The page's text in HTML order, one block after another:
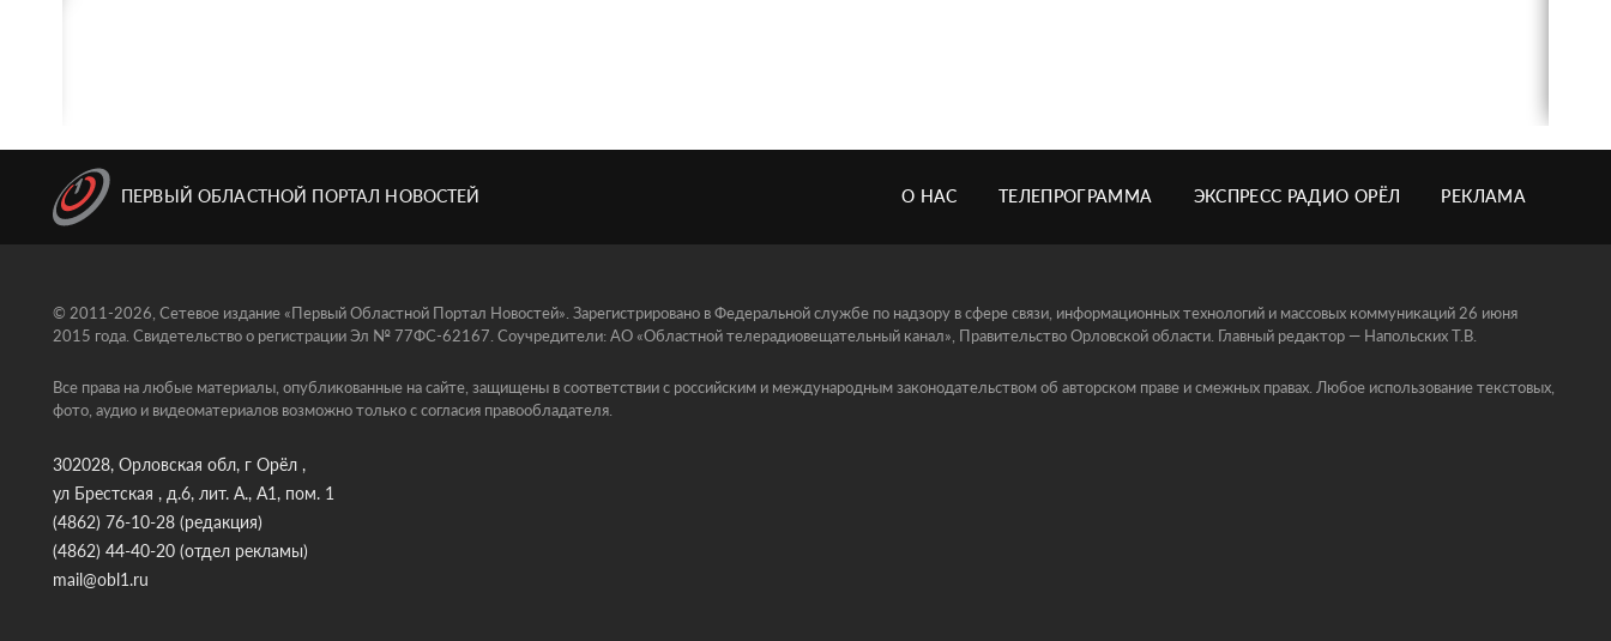
ПЕРВЫЙ ОБЛАСТНОЙ ПОРТАЛ НОВОСТЕЙ О НАС ТЕЛЕПРОГРАММА ЭКСПРЕСС РАДИО ОРЁЛ РЕКЛАМА
© 2011-2026, Сетевое издание «Первый Областной Портал Новостей». Зарегистрировано в Федеральной службе по надзору в сфере связи, информационных технологий и массовых коммуникаций 26 июня
2015 года. Свидетельство о регистрации Эл № 77ФС-62167. Соучредители: АО «Областной телерадиовещательный канал», Правительство Орловской области. Главный редактор — Напольских Т.В.
Все права на любые материалы, опубликованные на сайте, защищены в соответствии с российским и международным законодательством об авторском праве и смежных правах. Любое использование текстовых,
фото, аудио и видеоматериалов возможно только с согласия правообладателя.
302028, Орловская обл, г Орёл ,
ул Брестская , д.6, лит. А., А1, пом. 1
(4862) 76-10-28 (редакция)
(4862) 44-40-20 (отдел рекламы)
mail@obl1.ru